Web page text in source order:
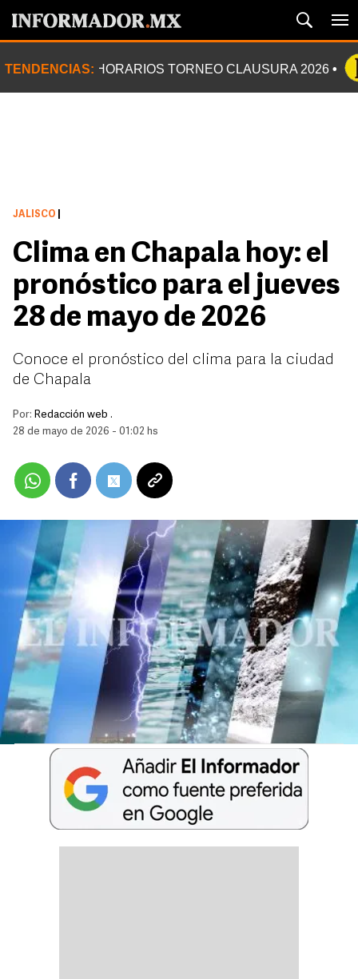
TENDENCIAS: HORARIOS TORNEO CLAUSURA 2026
JALISCO
Clima en Chapala hoy: el
pronóstico para el jueves
28 de mayo de 2026
Conoce el pronóstico del clima para la ciudad
de Chapala
Por: Redacción web .
28 de mayo de 2026 - 01:02 hs